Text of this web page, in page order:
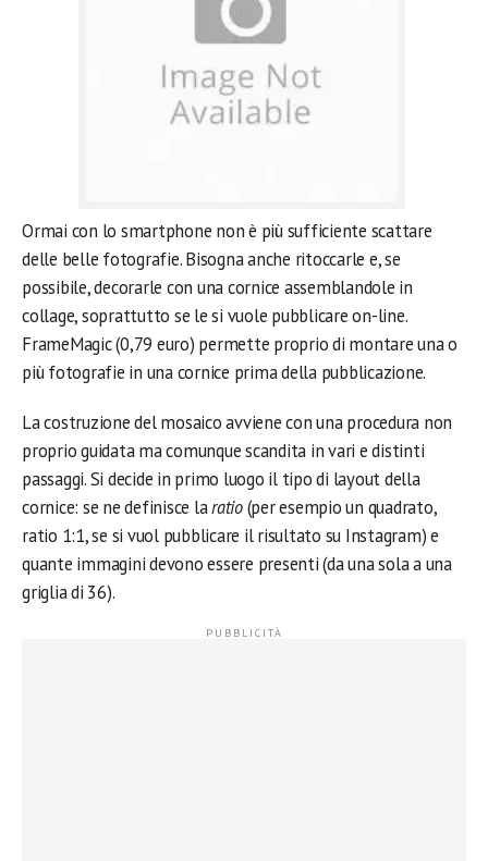
Ormai con lo smartphone non è più sufficiente scattare
delle belle fotografie. Bisogna anche ritoccarle e, se
possibile, decorarle con una cornice assemblandole in
collage, soprattutto se le si vuole pubblicare on-line.
FrameMagic (0,79 euro) permette proprio di montare una o
più fotografie in una cornice prima della pubblicazione.
La costruzione del mosaico avviene con una procedura non
proprio guidata ma comunque scandita in vari e distinti
passaggi. Si decide in primo luogo il tipo di layout della
cornice: se ne definisce laratio(per esempio un quadrato,
ratio 1:1, se si vuol pubblicare il risultato su Instagram) e
quante immagini devono essere presenti (da una sola a una
griglia di 36).